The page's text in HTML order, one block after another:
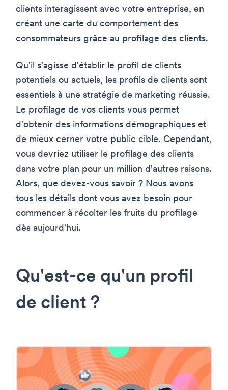
clients interagissent avec votre entreprise, en
créant une carte du comportement des
consommateurs grâce au profilage des clients.
Qu'il s'agisse d'établir le profil de clients
potentiels ou actuels, les profils de clients sont
essentiels à une stratégie de marketing réussie.
Le profilage de vos clients vous permet
d'obtenir des informations démographiques et
de mieux cerner votre public cible. Cependant,
vous devriez utiliser le profilage des clients
dans votre plan pour un million d'autres raisons.
Alors, que devez-vous savoir ? Nous avons
tous les détails dont vous avez besoin pour
commencer à récolter les fruits du profilage
dès aujourd'hui.
Qu'est-ce qu'un profil
de client ?